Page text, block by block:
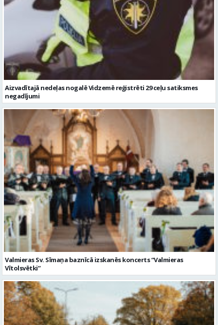
Aizvadītajā nedeļas nogalē Vidzemē reģistrēti 29 ceļu satiksmes
negadījumi
Valmieras Sv. Sīmaņa baznīcā izskanēs koncerts “Valmieras
Vītolsvētki”